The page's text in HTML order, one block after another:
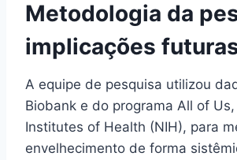
Metodologia da
implicações
A equipe de pesquisa utilizou
Biobank e do programa All of
Institutes of Health (NIH), para
envelhecimento de forma